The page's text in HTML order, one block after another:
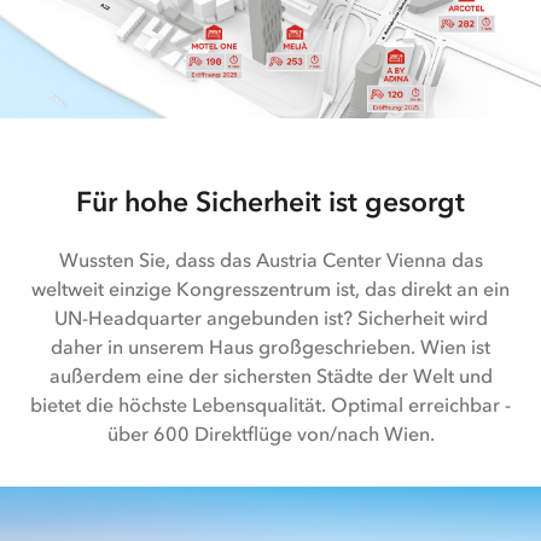
Für hohe Sicherheit ist gesorgt
Wussten Sie, dass das Austria Center Vienna das
weltweit einzige Kongresszentrum ist, das direkt an ein
UN-Headquarter angebunden ist? Sicherheit wird
daher in unserem Haus großgeschrieben. Wien ist
außerdem eine der sichersten Städte der Welt und
bietet die höchste Lebensqualität. Optimal erreichbar -
über 600 Direktflüge von/nach Wien.